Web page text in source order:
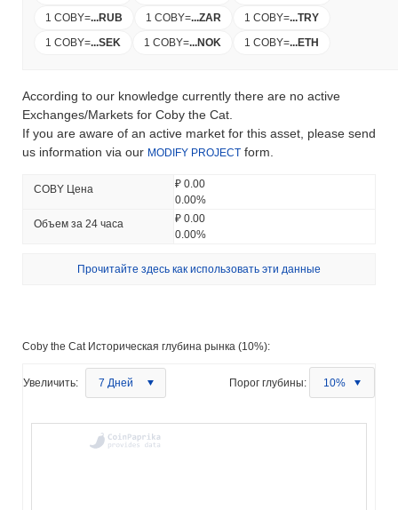
1 COBY=...RUB 1 COBY=...ZAR 1 COBY=...TRY
1 COBY=...SEK 1 COBY=...NOK 1 COBY=...ETH
According to our knowledge currently there are no active
Exchanges/Markets for Coby the Cat.
If you are aware of an active market for this asset, please send
us information via our MODIFY PROJECT form.
COBY Цена
₽ 0.00
0.00%
Объем за 24 часа
₽ 0.00
0.00%
Прочитайте здесь как использовать эти данные
Coby the Cat Историческая глубина рынка (10%):
Увеличить: 7 Дней Порог глубины: 10%